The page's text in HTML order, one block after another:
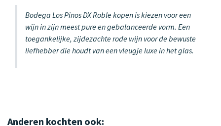
Bodega Los Pinos DX Roble kopen is kiezen voor een
wijn in zijn meest pure en gebalanceerde vorm. Een
toegankelijke, zijdezachte rode wijn voor de bewuste
liefhebber die houdt van een vleugje luxe in het glas.
Anderen kochten ook: